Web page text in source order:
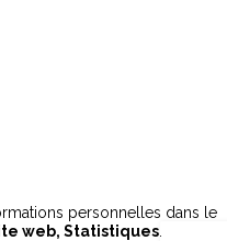
personnelles dans le
web, Statistiques